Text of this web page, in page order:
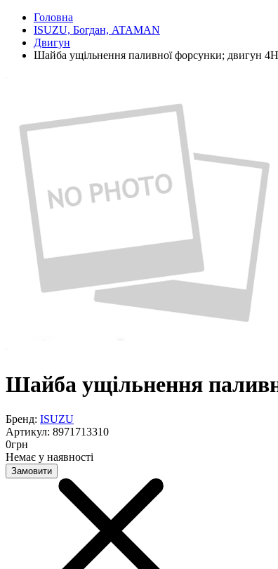
Головна
ISUZU, Богдан, ATAMAN
Двигун
Шайба ущільнення паливної форсунки; двигун
Шайба ущільнення
Бренд: ISUZU
Артикул: 8971713310
0грн
Немає у наявності
Замовити